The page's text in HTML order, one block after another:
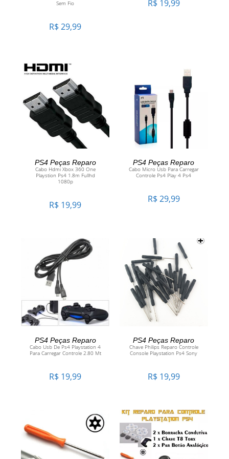
Sem Fio
R$ 29,99
R$ 19,99
ADICIONAR AO
CARRINHO
PS4 Peças Reparo
Cabo Hdmi Xbox 360 One
Playstion Ps4 1.8m Fullhd
1080p
R$ 19,99
ADICIONAR AO
CARRINHO
PS4 Peças Reparo
Cabo Micro Usb Para Carregar
Controle Ps4 Play 4 Ps4
R$ 29,99
ADICIONAR AO
CARRINHO
PS4 Peças Reparo
Cabo Usb De Ps4 Playstation 4
Para Carregar Controle 2.80 Mt
R$ 19,99
ADICIONAR AO
CARRINHO
PS4 Peças Reparo
Chave Philips Reparo Controle
Console Playstation Ps4 Sony
R$ 19,99